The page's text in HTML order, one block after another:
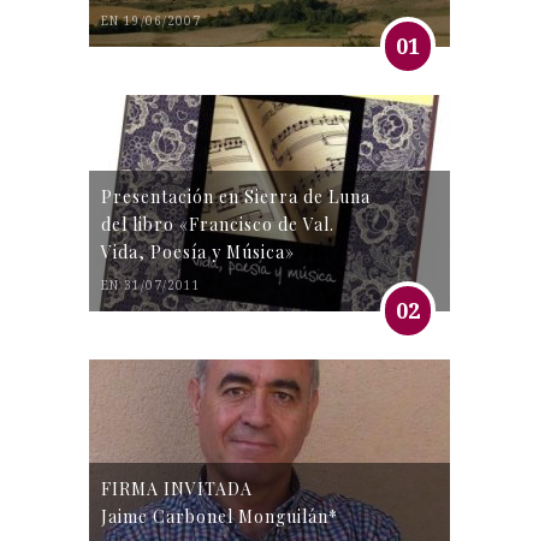
EN 19/06/2007
01
Presentación en Sierra de Luna
del libro «Francisco de Val.
Vida, Poesía y Música»
EN 31/07/2011
02
FIRMA INVITADA
Jaime Carbonel Monguilán*